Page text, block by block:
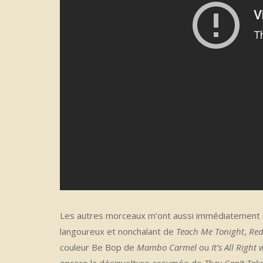
Les autres morceaux m’ont aussi
langoureux et nonchalant de Teach Me Tonight,
couleur Be Bop de Mambo Carmel ou It’s All Right